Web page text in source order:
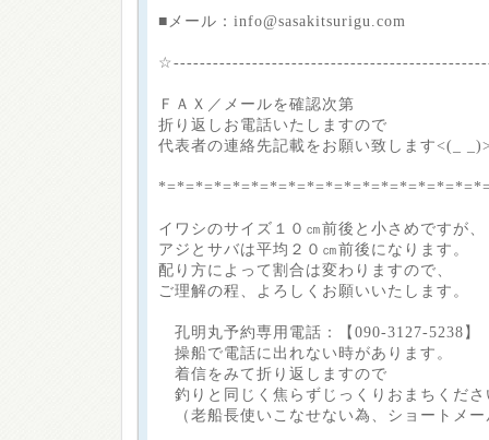
■メール：info@sasakitsurigu.com
ＦＡＸ／メールを確認次第
折り返しお電話いたしますので
代表者の連絡先記載をお願い致します<(_
イワシのサイズ１０㎝前後と小さめですが、
アジとサバは平均２０㎝前後になります。
配り方によって割合は変わりますので、
ご理解の程、よろしくお願いいたします。
孔明丸予約専用電話：【090-3127-5238】
操船で電話に出れない時があります。
着信をみて折り返しますので
釣りと同じく焦らずじっくりおまちくださ
（老船長使いこなせない為、ショートメー